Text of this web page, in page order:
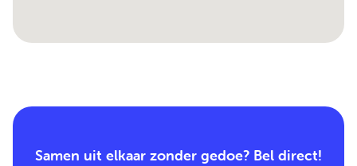
Samen uit elkaar zonder gedoe? Bel direct!